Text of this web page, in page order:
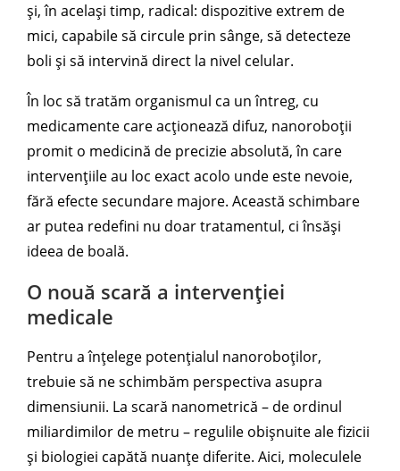
și, în același timp, radical: dispozitive extrem de
mici, capabile să circule prin sânge, să detecteze
boli și să intervină direct la nivel celular.
În loc să tratăm organismul ca un întreg, cu
medicamente care acționează difuz, nanoroboții
promit o medicină de precizie absolută, în care
intervențiile au loc exact acolo unde este nevoie,
fără efecte secundare majore. Această schimbare
ar putea redefini nu doar tratamentul, ci însăși
ideea de boală.
O nouă scară a intervenției
medicale
Pentru a înțelege potențialul nanoroboților,
trebuie să ne schimbăm perspectiva asupra
dimensiunii. La scară nanometrică – de ordinul
miliardimilor de metru – regulile obișnuite ale fizicii
și biologiei capătă nuanțe diferite. Aici, moleculele